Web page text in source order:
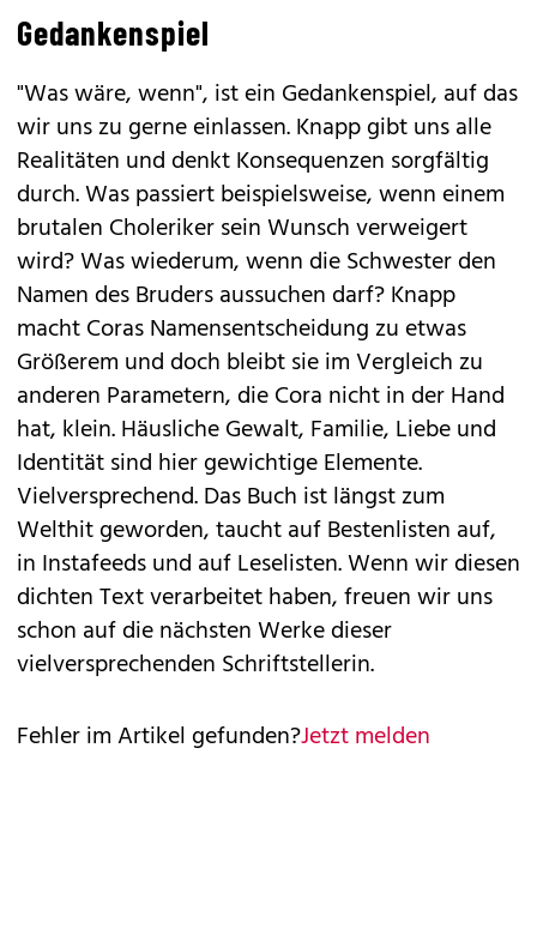
Gedankenspiel
"Was wäre, wenn", ist ein Gedankenspiel, auf das
wir uns zu gerne einlassen. Knapp gibt uns alle
Realitäten und denkt Konsequenzen sorgfältig
durch. Was passiert beispielsweise, wenn einem
brutalen Choleriker sein Wunsch verweigert
wird? Was wiederum, wenn die Schwester den
Namen des Bruders aussuchen darf? Knapp
macht Coras Namensentscheidung zu etwas
Größerem und doch bleibt sie im Vergleich zu
anderen Parametern, die Cora nicht in der Hand
hat, klein. Häusliche Gewalt, Familie, Liebe und
Identität sind hier gewichtige Elemente.
Vielversprechend. Das Buch ist längst zum
Welthit geworden, taucht auf Bestenlisten auf,
in Instafeeds und auf Leselisten. Wenn wir diesen
dichten Text verarbeitet haben, freuen wir uns
schon auf die nächsten Werke dieser
vielversprechenden Schriftstellerin.
Fehler im Artikel gefunden?Jetzt melden